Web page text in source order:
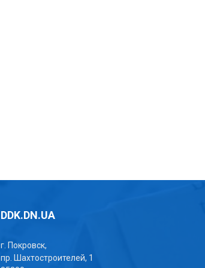
DDK.DN.UA
г. Покровск,
пр. Шахтостроителей, 1